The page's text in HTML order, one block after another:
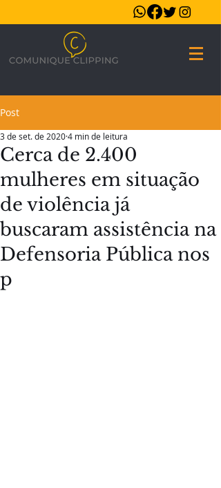
Post
Cerca de 2.400
mulheres em situação
de violência já
buscaram assistência na
Defensoria Pública nos
p
3 de set. de 20204 min de leitura